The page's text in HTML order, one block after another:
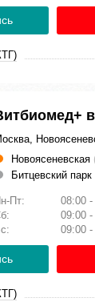
Новоясеневская
Битцевский парк
Пт:
08:00
09:00
09:00